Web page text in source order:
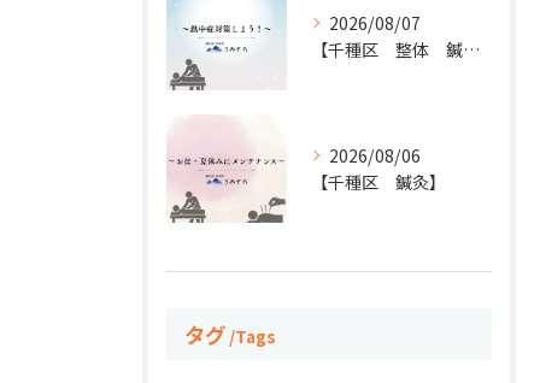
2026/08/07
【千種区 整体 鍼灸】
2026/08/06
【千種区 鍼灸】
タグ Tags